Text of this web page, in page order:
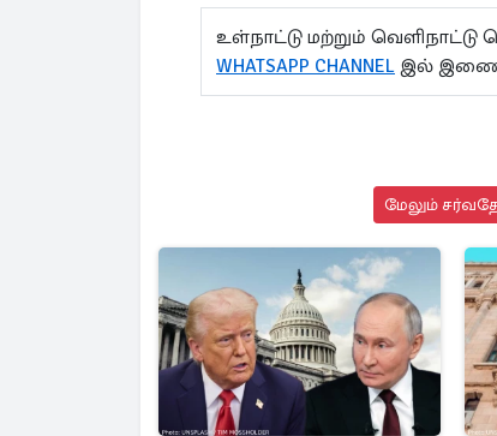
உள்நாட்டு மற்றும்
WHATSAPP CHANNEL இல்
மேலும்